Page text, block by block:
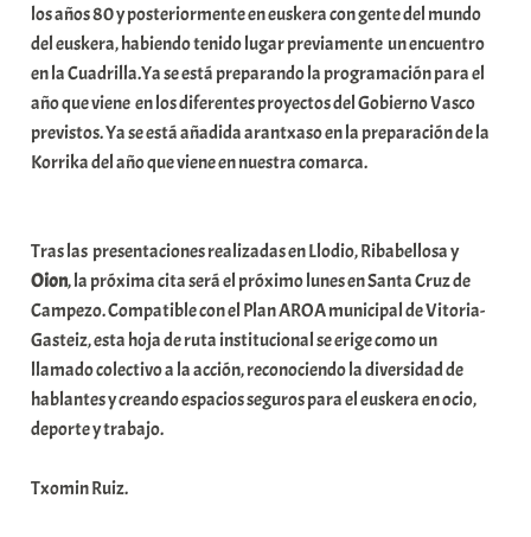
los años 80 y posteriormente en euskera con gente del mundo
del euskera, habiendo tenido lugar previamente un encuentro
en la Cuadrilla.Ya se está preparando la programación para el
año que viene en los diferentes proyectos del Gobierno Vasco
previstos. Ya se está añadida arantxaso en la preparación de la
Korrika del año que viene en nuestra comarca.
Tras las presentaciones realizadas en Llodio, Ribabellosa y
Oion, la próxima cita será el próximo lunes en Santa Cruz de
Campezo. Compatible con el Plan AROA municipal de Vitoria-
Gasteiz, esta hoja de ruta institucional se erige como un
llamado colectivo a la acción, reconociendo la diversidad de
hablantes y creando espacios seguros para el euskera en ocio,
deporte y trabajo.
Txomin Ruiz.